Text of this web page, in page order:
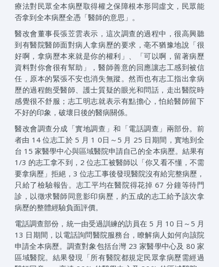
療法對民眾全本病歷取得權之保障根本形同虛文，民眾能
否拿到全本病歷全憑「醫師的意思」。
醫改會董事長張苙雲表示，這次調查的過程中，很高興聽
到有醫院醫師面對病人拿病歷的要求，亳不猶豫地說「很
好啊，拿病歷本來就是你的權利」、「可以啊，留著病歷
資料對你會很有幫助」，醫師善意的回應讓志工感到被信
任，原本的緊張不安也消失無蹤。然而也有志工指出拿病
歷的過程飽受醫師、護士質疑的眼光和問話，走出醫院時
感覺很不舒服；志工明志就表示有點擔心，怕給醫師留下
不好的印象，破壞日後的醫病關係。
醫改會調查分成「實地調查」和「電話調查」兩部份。前
者由 14 位志工於 5 月 1 0日～5 月 25 日期間，實地到全
台 15 家醫學中心與區域醫院申請自己的全本病歷。結果有
1/3 的志工拿不到，2 位志工被醫師以「你又看不懂，不需
要拿病歷」拒絕，3 位志工事後發現醫院沒有給完整病歷，
只給了檢驗報告。志工平均在醫院得花掉 67 分鐘等待門
診，以徵求醫師同意影印病歷，約五成的志工給予該次拿
病歷的整體經驗負面評價。
電話調查部份，統一由受過訓練的訪員在 5 月 10 日～5 月
13 日期間，以電話詢問醫院服務台，瞭解病人如何向該院
申請全本病歷。調查對象包括台灣 23 家醫學中心及 80 家
區域醫院。結果發現「所有醫院都規定民眾拿病歷需經過